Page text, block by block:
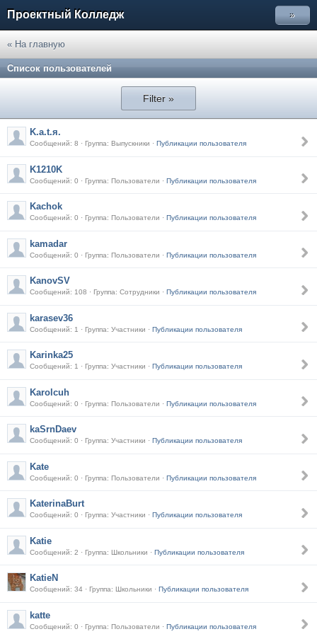
Проектный Колледж »
« На главную
Список пользователей
Filter »
K.a.t.я.
Сообщений: 8 · Группа: Выпускники · Публикации пользователя
K1210K
Сообщений: 0 · Группа: Пользователи · Публикации пользователя
Kachok
Сообщений: 0 · Группа: Пользователи · Публикации пользователя
kamadar
Сообщений: 0 · Группа: Пользователи · Публикации пользователя
KanovSV
Сообщений: 108 · Группа: Сотрудники · Публикации пользователя
karasev36
Сообщений: 1 · Группа: Участники · Публикации пользователя
Karinka25
Сообщений: 1 · Группа: Участники · Публикации пользователя
Karolcuh
Сообщений: 0 · Группа: Пользователи · Публикации пользователя
kaSrnDaev
Сообщений: 0 · Группа: Участники · Публикации пользователя
Kate
Сообщений: 0 · Группа: Пользователи · Публикации пользователя
KaterinaBurt
Сообщений: 0 · Группа: Участники · Публикации пользователя
Katie
Сообщений: 2 · Группа: Школьники · Публикации пользователя
KatieN
Сообщений: 34 · Группа: Школьники · Публикации пользователя
katte
Сообщений: 0 · Группа: Пользователи · Публикации пользователя